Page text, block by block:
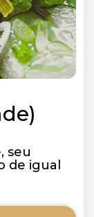
seu
de igual